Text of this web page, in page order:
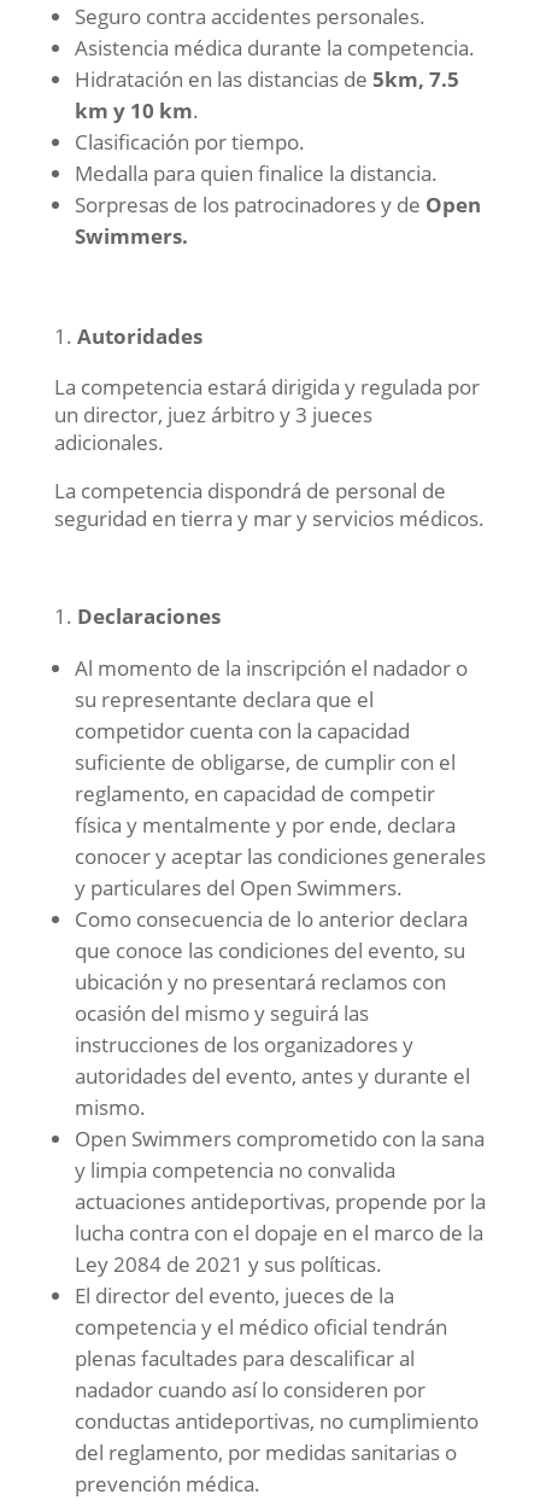
Seguro contra accidentes personales.
Asistencia médica durante la competencia.
Hidratación en las distancias de 5km, 7.5
km y 10 km.
Clasificación por tiempo.
Medalla para quien finalice la distancia.
Sorpresas de los patrocinadores y de Open
Swimmers.
Autoridades
La competencia estará dirigida y regulada por
un director, juez árbitro y 3 jueces
adicionales.
La competencia dispondrá de personal de
seguridad en tierra y mar y servicios médicos.
Declaraciones
Al momento de la inscripción el nadador o
su representante declara que el
competidor cuenta con la capacidad
suficiente de obligarse, de cumplir con el
reglamento, en capacidad de competir
física y mentalmente y por ende, declara
conocer y aceptar las condiciones generales
y particulares del Open Swimmers.
Como consecuencia de lo anterior declara
que conoce las condiciones del evento, su
ubicación y no presentará reclamos con
ocasión del mismo y seguirá las
instrucciones de los organizadores y
autoridades del evento, antes y durante el
mismo.
Open Swimmers comprometido con la sana
y limpia competencia no convalida
actuaciones antideportivas, propende por la
lucha contra con el dopaje en el marco de la
Ley 2084 de 2021 y sus políticas.
El director del evento, jueces de la
competencia y el médico oficial tendrán
plenas facultades para descalificar al
nadador cuando así lo consideren por
conductas antideportivas, no cumplimiento
del reglamento, por medidas sanitarias o
prevención médica.